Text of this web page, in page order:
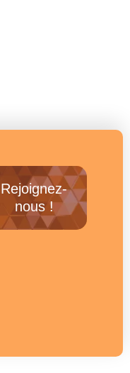
Rejoignez-
nous !